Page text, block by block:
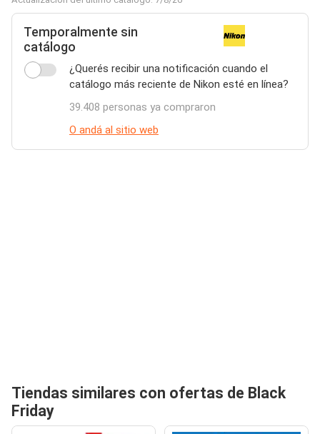
Temporalmente sin
catálogo
¿Querés recibir una notificación cuando el
catálogo más reciente de Nikon esté en línea?
39.408 personas ya compraron
O andá al sitio web
Tiendas similares con ofertas de Black
Friday